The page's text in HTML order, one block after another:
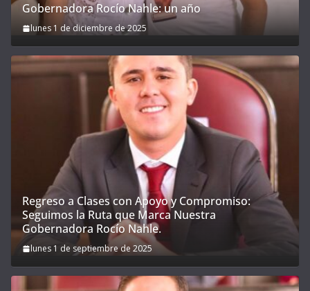
Gobernadora Rocío Nahle: un año
lunes 1 de diciembre de 2025
Regreso a Clases con Apoyo y Compromiso:
Seguimos la Ruta que Marca Nuestra
Gobernadora Rocío Nahle.
lunes 1 de septiembre de 2025